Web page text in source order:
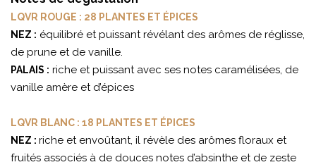
LQVR ROUGE : 28 PLANTES ET ÉPICES
NEZ : équilibré et puissant révélant des arômes de réglisse,
de prune et de vanille.
PALAIS : riche et puissant avec ses notes caramélisées, de
vanille amère et d’épices
LQVR BLANC : 18 PLANTES ET ÉPICES
NEZ : riche et envoûtant, il révèle des arômes floraux et
fruités associés à de douces notes d’absinthe et de zeste